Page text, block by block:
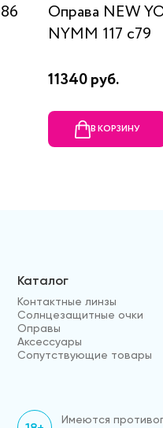
Оправа NEW
NYMM 117 c79
11340 руб.
В КОРЗИНУ
Каталог
Контактные линзы
Солнцезащитные очки
Оправы
Аксессуары
Сопутствующие товары
Имеются